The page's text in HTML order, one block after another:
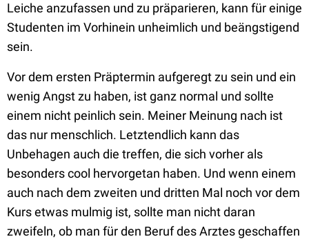
Leiche anzufassen und zu präparieren, kann für einige
Studenten im Vorhinein unheimlich und beängstigend
sein.
Vor dem ersten Präptermin aufgeregt zu sein und ein
wenig Angst zu haben, ist ganz normal und sollte
einem nicht peinlich sein. Meiner Meinung nach ist
das nur menschlich. Letztendlich kann das
Unbehagen auch die treffen, die sich vorher als
besonders cool hervorgetan haben. Und wenn einem
auch nach dem zweiten und dritten Mal noch vor dem
Kurs etwas mulmig ist, sollte man nicht daran
zweifeln, ob man für den Beruf des Arztes geschaffen